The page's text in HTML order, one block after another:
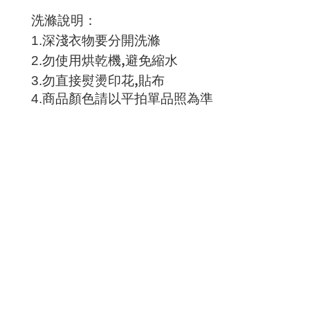
洗滌說明 ：
1.深淺衣物要分開洗滌
2.勿使用烘乾機,避免縮水
3.勿直接熨燙印花,貼布
4.商品顏色請以平拍單品照為準